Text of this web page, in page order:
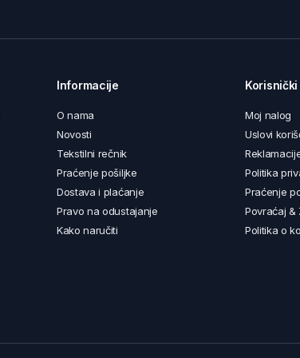
Informacije
O nama
Novosti
Tekstilni rečnik
Praćenje pošiljke
Dostava i plaćanje
Pravo na odustajanje
Kako naručiti
Moj nalog
Uslovi
Politika
Praćenje
Povraćaj &
Politika o